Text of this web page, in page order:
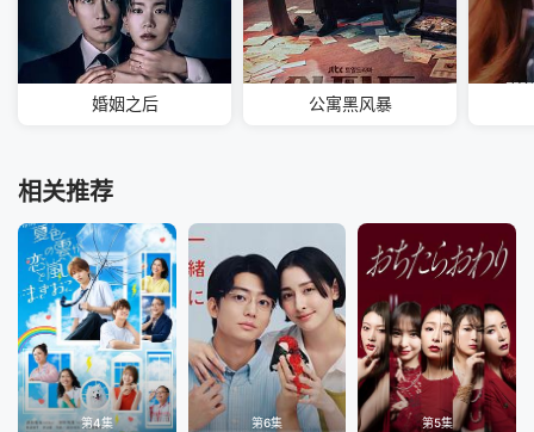
婚姻之后 公寓黑风暴
相关推荐
第4集 第6集 第5集